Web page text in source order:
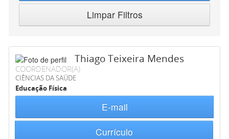
Limpar Filtros
Thiago Teixeira Mendes
COORDENADOR(A)
CIÊNCIAS DA SAÚDE
Educação Física
E-mail
Currículo